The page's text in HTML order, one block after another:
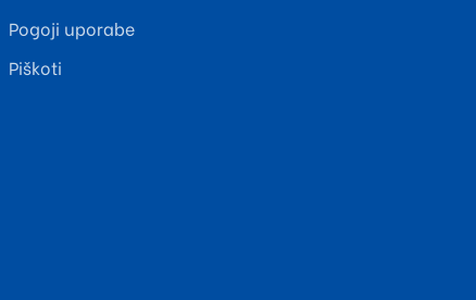
Pogoji uporabe
Piškoti